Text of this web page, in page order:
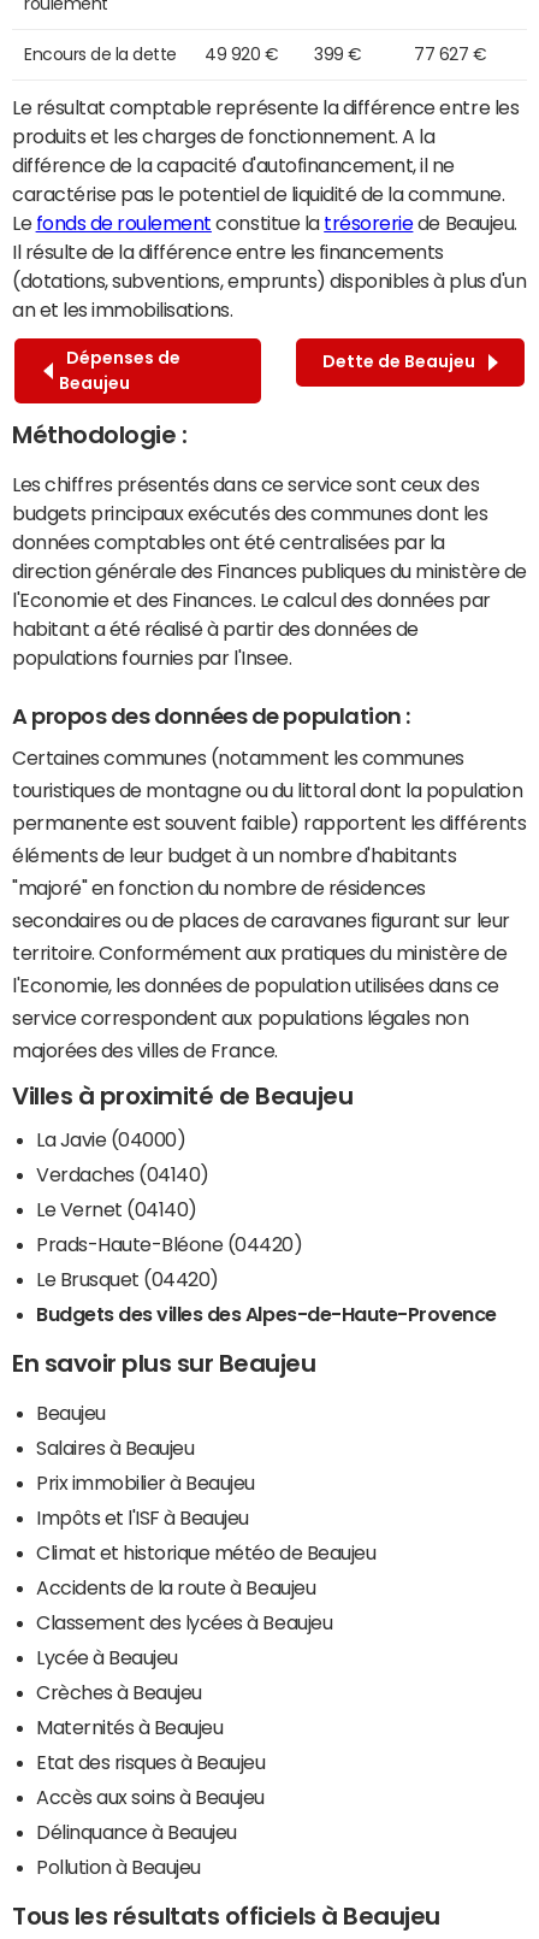
Encours de la dette 49 920 € 399 € 77 627 €
Le résultat comptable représente la différence entre les
produits et les charges de fonctionnement. A la
différence de la capacité d'autofinancement, il ne
caractérise pas le potentiel de liquidité de la commune.
Le fonds de roulement constitue la trésoreriede Beaujeu.
Il résulte de la différence entre les financements
(dotations, subventions, emprunts) disponibles à plus d'un
an et les immobilisations.
Dépenses de
Beaujeu
Dette de Beaujeu
Méthodologie :
Les chiffres présentés dans ce service sont ceux des
budgets principaux exécutés des communes dont les
données comptables ont été centralisées par la
direction générale des Finances publiques du ministère de
l'Economie et des Finances. Le calcul des données par
habitant a été réalisé à partir des données de
populations fournies par l'Insee.
A propos des données de population :
Certaines communes (notamment les communes
touristiques de montagne ou du littoral dont la population
permanente est souvent faible) rapportent les différents
éléments de leur budget à un nombre d'habitants
"majoré" en fonction du nombre de résidences
secondaires ou de places de caravanes figurant sur leur
territoire. Conformément aux pratiques du ministère de
l'Economie, les données de population utilisées dans ce
service correspondent aux populations légales non
majorées des villes de France.
Villes à proximité de Beaujeu
La Javie (04000)
Verdaches (04140)
Le Vernet (04140)
Prads-Haute-Bléone (04420)
Le Brusquet (04420)
Budgets des villes des Alpes-de-Haute-Provence
En savoir plus sur Beaujeu
Beaujeu
Salaires à Beaujeu
Prix immobilier à Beaujeu
Impôts et l'ISF à Beaujeu
Climat et historique météo de Beaujeu
Accidents de la route à Beaujeu
Classement des lycées à Beaujeu
Lycée à Beaujeu
Crèches à Beaujeu
Maternités à Beaujeu
Etat des risques à Beaujeu
Accès aux soins à Beaujeu
Délinquance à Beaujeu
Pollution à Beaujeu
Tous les résultats officiels à Beaujeu